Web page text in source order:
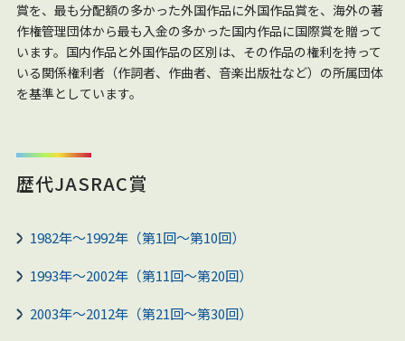
賞を、最も分配額の多かった外国作品に外国作品賞を、海外の著
作権管理団体から最も入金の多かった国内作品に国際賞を贈って
います。国内作品と外国作品の区別は、その作品の権利を持って
いる関係権利者（作詞者、作曲者、音楽出版社など）の所属団体
を基準としています。
歴代JASRAC賞
1982年～1992年（第1回～第10回）
1993年～2002年（第11回～第20回）
2003年～2012年（第21回～第30回）